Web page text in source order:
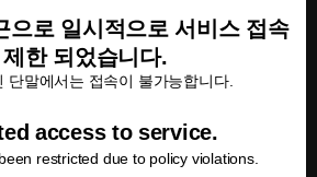
으로 일시적으로 서비스 접속
제한 되었습니다.
단말에서는 접속이 불가능합니다.
access to service.
restricted due to policy violations.